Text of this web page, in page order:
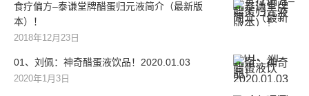
食疗偏方–泰谦堂牌醋蛋归元液简介（最新版
本）！
2018年12月23日
01、刘佩：神奇醋蛋液饮品！2020.01.03
2020年1月3日